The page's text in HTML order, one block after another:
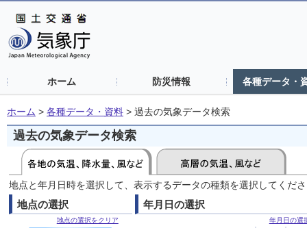
ホーム 防災情報 各種データ・
ホーム > 各種データ・資料 > 過去の気象データ検索
過去の気象データ検索
地点と年月日時を選択して、表示するデータの種類を選択してくだ
地点の選択
地点の選択をクリア
年月日の選択
年月日の選